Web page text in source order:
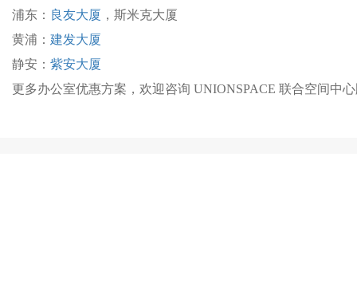
浦东： 良友大厦 ，斯米克大厦
黄浦： 建发大厦
静安： 紫安大厦
更多办公室优惠方案，欢迎咨询 UNIONSPACE 联合空间中